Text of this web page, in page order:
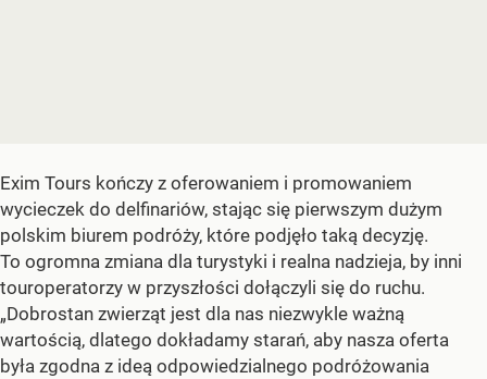
Exim Tours kończy z oferowaniem i promowaniem
wycieczek do delfinariów, stając się pierwszym dużym
polskim biurem podróży, które podjęło taką decyzję.
To ogromna zmiana dla turystyki i realna nadzieja, by inni
touroperatorzy w przyszłości dołączyli się do ruchu.
„Dobrostan zwierząt jest dla nas niezwykle ważną
wartością, dlatego dokładamy starań, aby nasza oferta
była zgodna z ideą odpowiedzialnego podróżowania